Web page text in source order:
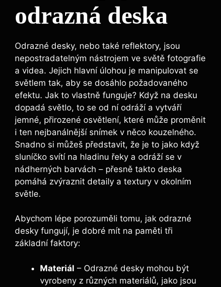
odrazná deska
Odrazné desky, nebo​ také reflektory, ⁢jsou
nepostradatelným nástrojem ve‌ světě ⁤fotografie
‌a videa.‍ Jejich ‌hlavní úlohou je‌ manipulovat​ se
světlem tak, aby ⁤se dosáhlo požadovaného
efektu. Jak to vlastně funguje? Když na desku
dopadá světlo, to se od ní odráží a vytváří
jemné, přirozené osvětlení, které ​může ‌proměnit
i ten nejbanálnější snímek v něco kouzelného.⁤
Snadno ‍si můžeš ⁤představit, že je ⁤to jako když
sluníčko svítí na hladinu řeky a odráží se‌ v
nádherných⁣ barvách⁢ – přesně takto deska
pomáhá zvýraznit detaily​ a textury v okolním​
světle.
Abychom lépe porozuměli ‌tomu,‍ jak odrazné
desky fungují, ⁣je dobré​ mít⁢ na paměti‍ tři
základní faktory:
Materiál – Odrazné desky mohou být
vyrobeny z různých materiálů, jako jsou